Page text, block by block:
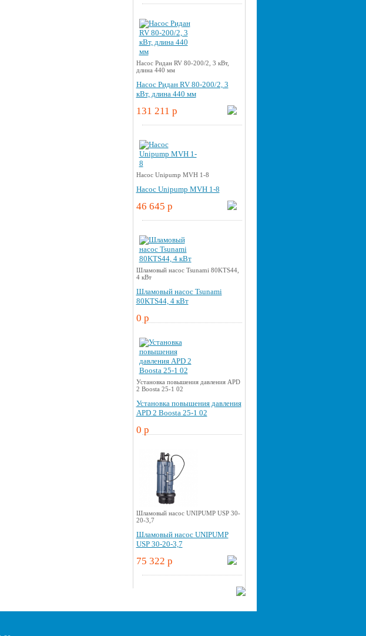
Насос Ридан RV 80-200/2, 3 кВт,
длина 440 мм
Насос Ридан RV 80-200/2, 3
кВт, длина 440 мм
131 211 p
Насос Unipump MVH 1-8
Насос Unipump MVH 1-8
46 645 p
Шламовый насос Tsunami 80KTS44,
4 кВт
Шламовый насос Tsunami
80KTS44, 4 кВт
0 p
Установка повышения давления APD
2 Boosta 25-1 02
Установка повышения давления
APD 2 Boosta 25-1 02
0 p
Шламовый насос UNIPUMP USP 30-
20-3,7
Шламовый насос UNIPUMP
USP 30-20-3,7
75 322 p